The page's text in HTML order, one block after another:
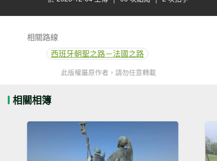
相關路線
西班牙朝聖之路－法國之路
此版權屬原作者，請勿任意轉載
相關相簿